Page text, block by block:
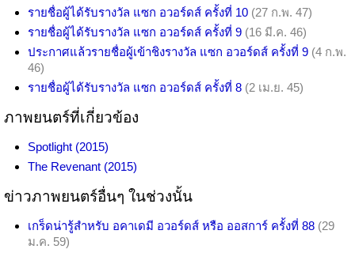
รายชื่อผู้ได้รับรางวัล แซก อวอร์ดส์ ครั้งที่ 10 (27 ก.พ. 47)
รายชื่อผู้ได้รับรางวัล แซก อวอร์ดส์ ครั้งที่ 9 (16 มี.ค. 46)
ประกาศแล้วรายชื่อผู้เข้าชิงรางวัล แซก อวอร์ดส์ ครั้งที่ 9 (4 ก.พ.
46)
รายชื่อผู้ได้รับรางวัล แซก อวอร์ดส์ ครั้งที่ 8 (2 เม.ย. 45)
ภาพยนตร์ที่เกี่ยวข้อง
Spotlight (2015)
The Revenant (2015)
ข่าวภาพยนตร์อื่นๆ ในช่วงนั้น
เกร็ดน่ารู้สำหรับ อคาเดมี อวอร์ดส์ หรือ ออสการ์ ครั้งที่ 88 (29
ม.ค. 59)